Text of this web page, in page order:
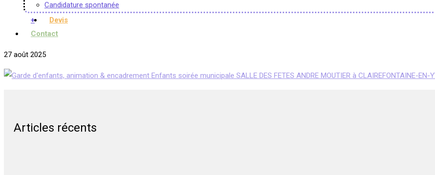
Candidature spontanée
+
Devis
Contact
27 août 2025
Articles récents